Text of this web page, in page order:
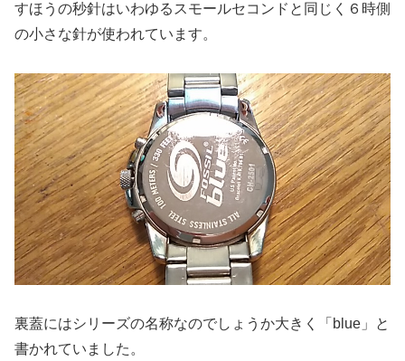
すほうの秒針はいわゆるスモールセコンドと同じく６時側
の小さな針が使われています。
裏蓋にはシリーズの名称なのでしょうか大きく「blue」と
書かれていました。